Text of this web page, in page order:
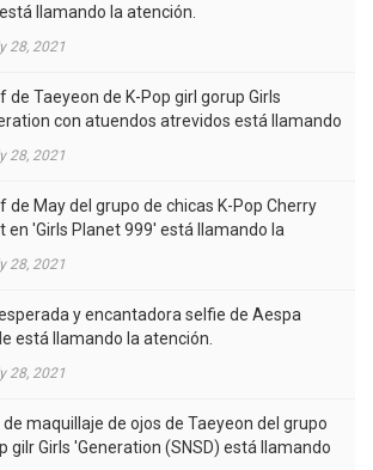
llamando la atención.
28, 2021
de Taeyeon de K-Pop girl gorup Girls
con atuendos atrevidos está llamando
28, 2021
de May del grupo de chicas K-Pop Cherry
en 'Girls Planet 999' está llamando la
28, 2021
y encantadora selfie de Aespa
está llamando la atención.
28, 2021
de maquillaje de ojos de Taeyeon del grupo
gilr Girls 'Generation (SNSD) está llamando